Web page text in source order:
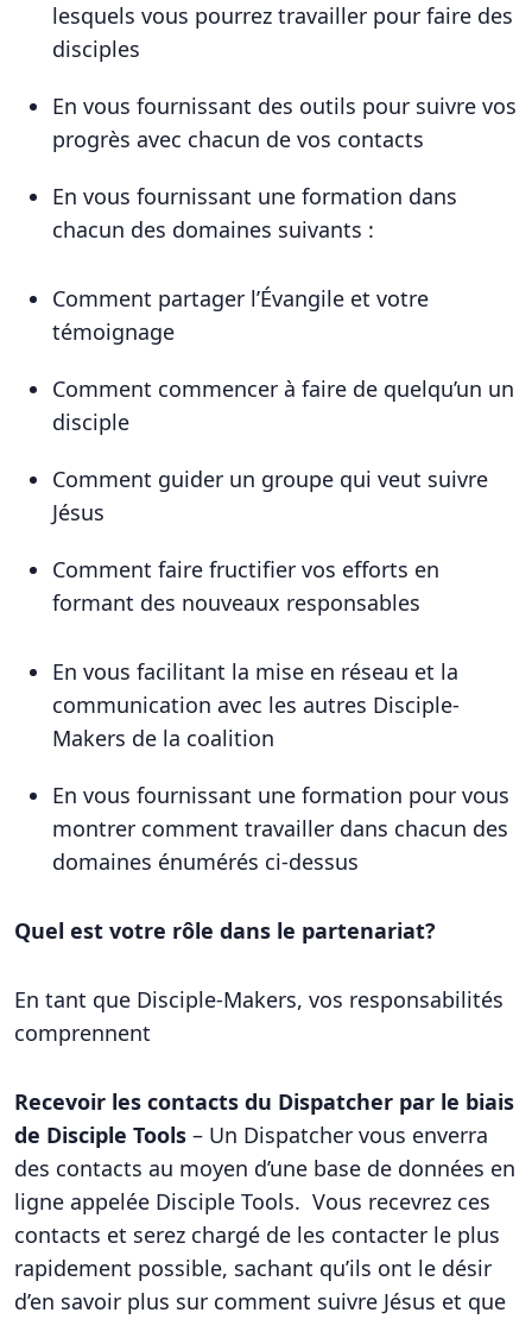
lesquels vous pourrez travailler pour faire des
disciples
En vous fournissant des outils pour suivre vos
progrès avec chacun de vos contacts
En vous fournissant une formation dans
chacun des domaines suivants :
Comment partager l’Évangile et votre
témoignage
Comment commencer à faire de quelqu’un un
disciple
Comment guider un groupe qui veut suivre
Jésus
Comment faire fructifier vos efforts en
formant des nouveaux responsables
En vous facilitant la mise en réseau et la
communication avec les autres Disciple-
Makers de la coalition
En vous fournissant une formation pour vous
montrer comment travailler dans chacun des
domaines énumérés ci-dessus
Quel est votre rôle dans le partenariat?
En tant que Disciple-Makers, vos responsabilités
comprennent
Recevoir les contacts du Dispatcher par le biais
de Disciple Tools – Un Dispatcher vous enverra
des contacts au moyen d’une base de données en
ligne appelée Disciple Tools. Vous recevrez ces
contacts et serez chargé de les contacter le plus
rapidement possible, sachant qu’ils ont le désir
d’en savoir plus sur comment suivre Jésus et que